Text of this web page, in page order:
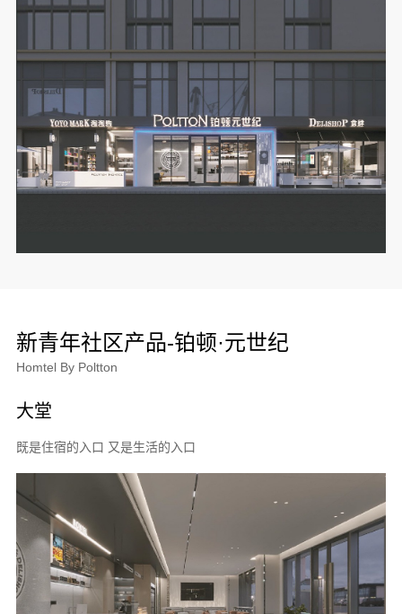
新青年社区产品-铂顿·元世纪
Homtel By Poltton
大堂
既是住宿的入口 又是生活的入口